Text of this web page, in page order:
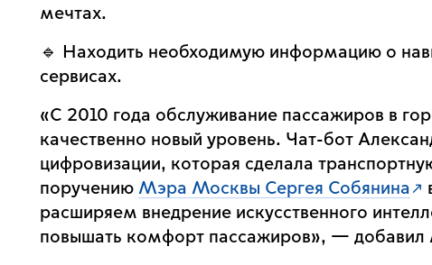
мечтах.
🔹 Находить необходимую информацию о
сервисах.
«С 2010 года обслуживание пассажиров в
качественно новый уровень. Чат-бот
цифровизации, которая сделала
поручению Мэра Москвы Сергея Собянина
расширяем внедрение искусственного
повышать комфорт пассажиров», —